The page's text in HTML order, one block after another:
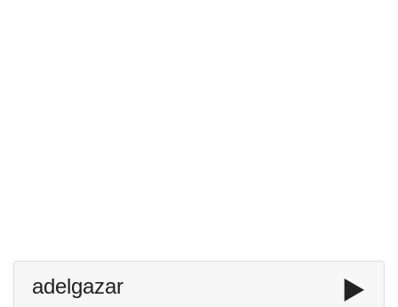
adelgazar ▶️